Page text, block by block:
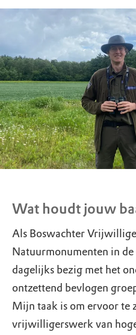
Wat houdt jouw
Als Boswachter
Natuurmonumenten in
dagelijks bezig met het
ontzettend bevlogen
Mijn taak is om ervoor te
vrijwilligerswerk van